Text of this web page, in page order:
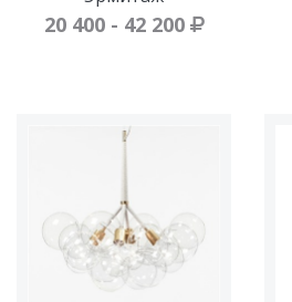
20 400 - 42 200